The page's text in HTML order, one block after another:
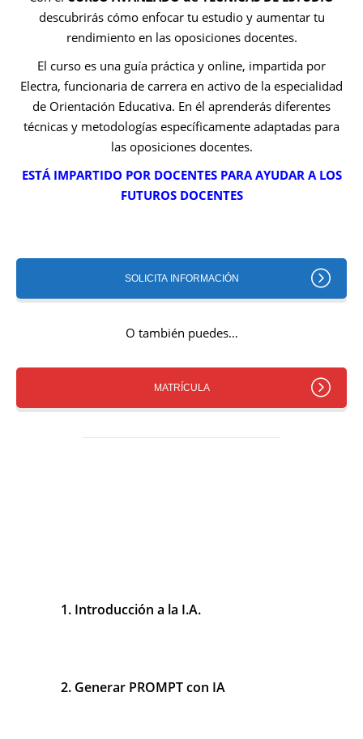
descubrirás cómo enfocar tu estudio y aumentar tu
rendimiento en las oposiciones docentes.
El curso es una guía práctica y online, impartida por
Electra, funcionaria de carrera en activo de la especialidad
de Orientación Educativa. En él aprenderás diferentes
técnicas y metodologías específicamente adaptadas para
las oposiciones docentes.
ESTÁ IMPARTIDO POR DOCENTES PARA AYUDAR A LOS
FUTUROS DOCENTES
SOLICITA INFORMACIÓN
O también puedes…
MATRÍCULA
1. Introducción a la I.A.
2. Generar PROMPT con IA